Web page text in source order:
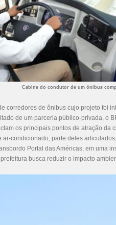
Cabine do condutor de um ônibus
corredores de ônibus cujo projeto foi
de um parceria público-privada, o
os principais pontos de atração da
condicionado, parte deles
Portal das Américas, em uma
busca reduzir o impacto